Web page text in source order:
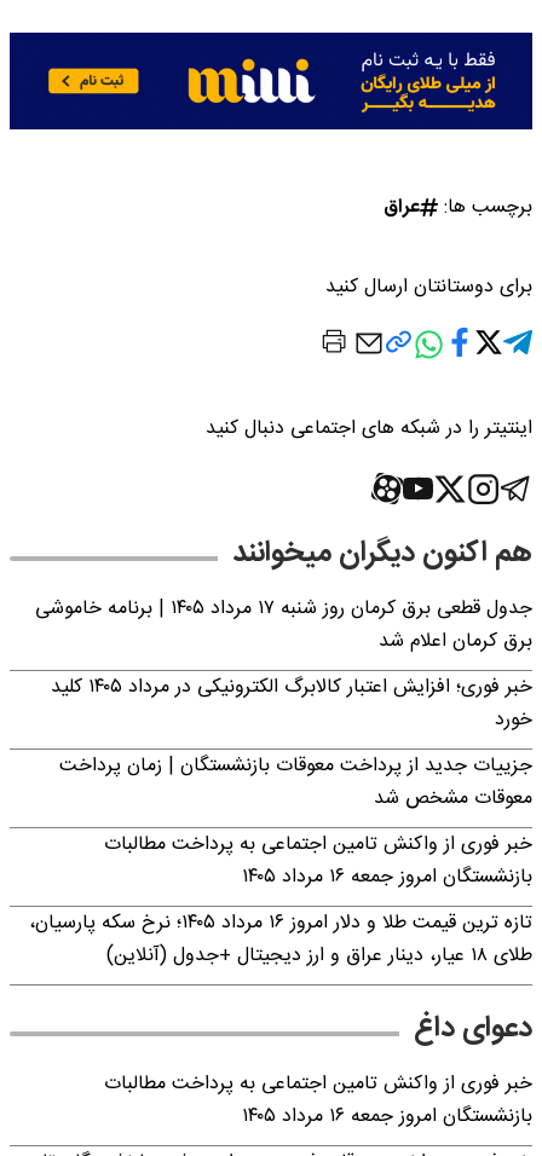
برچسب ها: عراق
برای دوستانتان ارسال کنید
اینتیتر را در شبکه های اجتماعی دنبال کنید
هم اکنون دیگران میخوانند
جدول قطعی برق کرمان روز شنبه ۱۷ مرداد ۱۴۰۵ | برنامه خاموشی
برق کرمان اعلام شد
خبر فوری؛ افزایش اعتبار کالابرگ الکترونیکی در مرداد ۱۴۰۵ کلید
خورد
جزییات جدید از پرداخت معوقات بازنشستگان | زمان پرداخت
معوقات مشخص شد
خبر فوری از واکنش تامین اجتماعی به پرداخت مطالبات
بازنشستگان امروز جمعه ۱۶ مرداد ۱۴۰۵
تازه ترین قیمت طلا و دلار امروز ۱۶ مرداد ۱۴۰۵؛ نرخ سکه پارسیان،
طلای ۱۸ عیار، دینار عراق و ارز دیجیتال +جدول (آنلاین)
دعوای داغ
خبر فوری از واکنش تامین اجتماعی به پرداخت مطالبات
بازنشستگان امروز جمعه ۱۶ مرداد ۱۴۰۵